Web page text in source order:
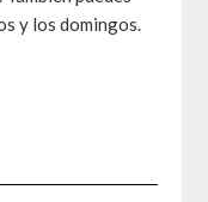
y los domingos.